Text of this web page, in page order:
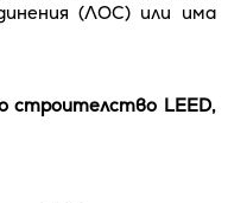
(ЛОС) или има
строителство LEED,